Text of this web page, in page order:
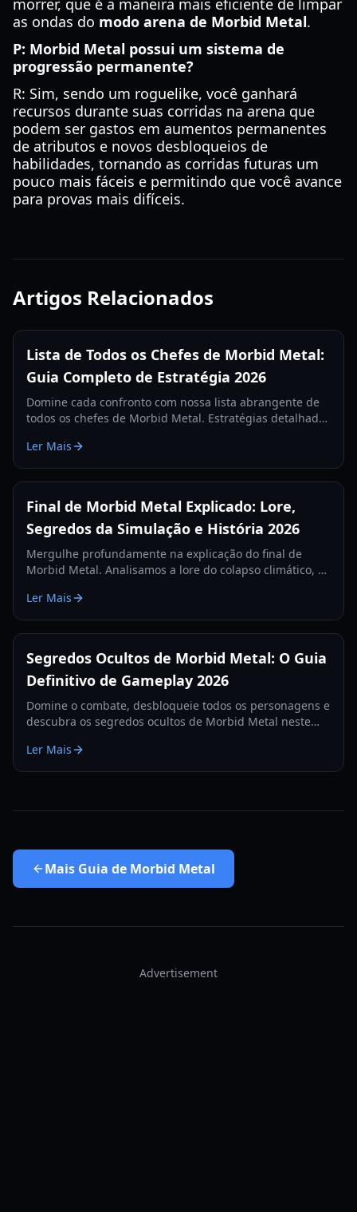
morrer, que é a maneira mais eficiente de limpar
as ondas do modo arena de Morbid Metal.
P: Morbid Metal possui um sistema de
progressão permanente?
R: Sim, sendo um roguelike, você ganhará
recursos durante suas corridas na arena que
podem ser gastos em aumentos permanentes
de atributos e novos desbloqueios de
habilidades, tornando as corridas futuras um
pouco mais fáceis e permitindo que você avance
para provas mais difíceis.
Artigos Relacionados
Lista de Todos os Chefes de Morbid Metal:
Guia Completo de Estratégia 2026
Domine cada confronto com nossa lista abrangente de
todos os chefes de Morbid Metal. Estratégias detalhadas
para a edição de 2026.
Ler Mais
Final de Morbid Metal Explicado: Lore,
Segredos da Simulação e História 2026
Mergulhe profundamente na explicação do final de
Morbid Metal. Analisamos a lore do colapso climático, o
Ler Mais
Segredos Ocultos de Morbid Metal: O Guia
Definitivo de Gameplay 2026
Domine o combate, desbloqueie todos os personagens e
descubra os segredos ocultos de Morbid Metal neste
Ler Mais
Mais Guia de Morbid Metal
Advertisement